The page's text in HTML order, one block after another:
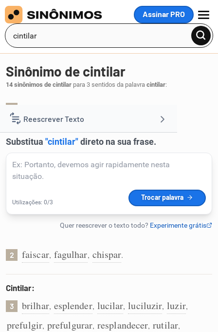
Assinar PRO
MENU
Reescrever Texto
Resumir Texto
Corrigir Texto
Detector de IA
Humanizador de IA
Cata-letras
Conexões
Sinônimo de cintilar
14 sinônimos de cintilar para 3 sentidos da palavra cintilar:
2 faiscar, fagulhar, chispar.
Cintilar:
3 brilhar, esplender, lucilar, luciluzir, luzir,
prefulgir, prefulgurar, resplandecer, rutilar,